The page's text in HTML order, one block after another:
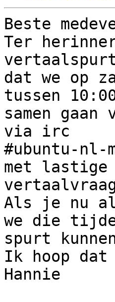
Beste
Ter
dat we op
tussen
samen
via irc
#ubuntu-nl-
met lastige
Als je nu
we die
spurt
Ik hoop
Hannie